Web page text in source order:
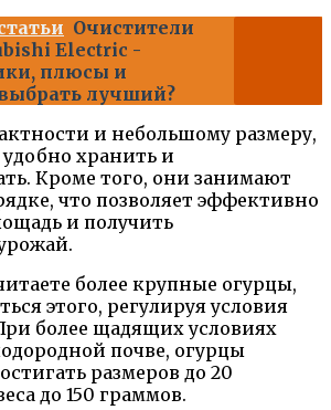
Очистители
Electric -
плюсы и
лучший?
и небольшому размеру,
хранить и
Кроме того, они занимают
что позволяет эффективно
и получить
более крупные огурцы,
этого, регулируя условия
более щадящих условиях
почве, огурцы
размеров до 20
до 150 граммов.